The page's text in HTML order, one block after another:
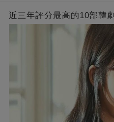
近三年評分最高的10部韓劇